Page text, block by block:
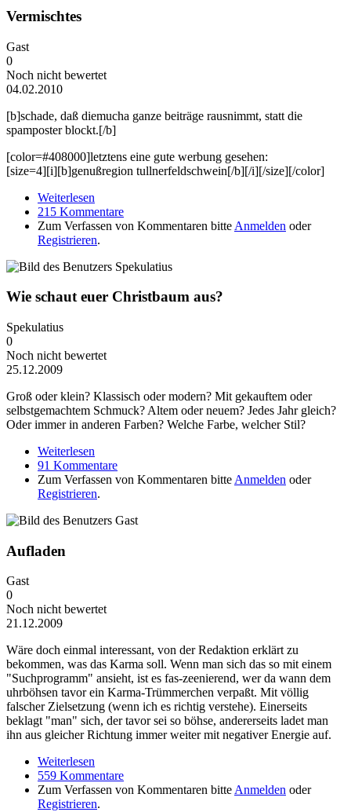
Vermischtes
Gast
0
Noch nicht bewertet
04.02.2010
[b]schade, daß diemucha ganze beiträge rausnimmt, statt die
spamposter blockt.[/b]
[color=#408000]letztens eine gute werbung gesehen:
[size=4][i][b]genußregion tullnerfeldschwein[/b][/i][/size][/color]
Weiterlesen
215 Kommentare
Zum Verfassen von Kommentaren bitte Anmelden oder
Registrieren.
Wie schaut euer Christbaum aus?
Spekulatius
0
Noch nicht bewertet
25.12.2009
Groß oder klein? Klassisch oder modern? Mit gekauftem oder
selbstgemachtem Schmuck? Altem oder neuem? Jedes Jahr gleich?
Oder immer in anderen Farben? Welche Farbe, welcher Stil?
Weiterlesen
91 Kommentare
Zum Verfassen von Kommentaren bitte Anmelden oder
Registrieren.
Aufladen
Gast
0
Noch nicht bewertet
21.12.2009
Wäre doch einmal interessant, von der Redaktion erklärt zu
bekommen, was das Karma soll. Wenn man sich das so mit einem
"Suchprogramm" ansieht, ist es fas-zeenierend, wer da wann dem
uhrböhsen tavor ein Karma-Trümmerchen verpaßt. Mit völlig
falscher Zielsetzung (wenn ich es richtig verstehe). Einerseits
beklagt "man" sich, der tavor sei so böhse, andererseits ladet man
ihn aus gleicher Richtung immer weiter mit negativer Energie auf.
Weiterlesen
559 Kommentare
Zum Verfassen von Kommentaren bitteAnmelden oder
Registrieren.